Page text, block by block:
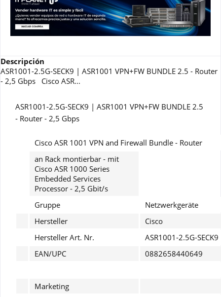
Descripción
ASR1001-2.5G-SECK9 | ASR1001 VPN+FW BUNDLE 2.5 - Router
- 2,5 Gbps Cisco ASR...
ASR1001-2.5G-SECK9 | ASR1001 VPN+FW BUNDLE 2.5
- Router - 2,5 Gbps
Cisco ASR 1001 VPN and Firewall Bundle - Router
an Rack montierbar - mit
Cisco ASR 1000 Series
Embedded Services
Processor - 2,5 Gbit/s
Gruppe
Netzwerkgeräte
Hersteller
Cisco
Hersteller Art. Nr.
ASR1001-2.5G-SECK9
EAN/UPC
0882658440649
Marketing